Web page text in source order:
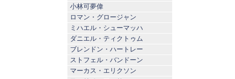
小林可夢偉
ロマン・グロージャン
ミハエル・シューマッハ
ダニエル・ティクトゥム
ブレンドン・ハートレー
ストフェル・バンドーン
マーカス・エリクソン